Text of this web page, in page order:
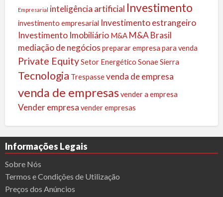
Empresarial inteligência artificial Investimento
investimento empresarial Investimento estrangeiro
Investimento Imobiliário M&A M&A Brasil
mediação de negócios preparar empresa para venda
Private Equity Setor Energético Sonae Sierra
Tecnologia Trespasse venda de empresa
venda de empresas vender a empresa
Vender empresa vender empresas
Informações Legais
Sobre Nós
Termos e Condições de Utilização
Preços dos Anúncios